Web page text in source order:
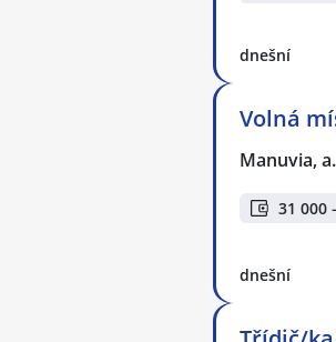
dnešní
Volná
Manuvia,
31 000
dnešní